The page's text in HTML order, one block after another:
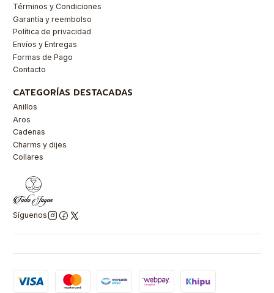
Términos y Condiciones
Garantía y reembolso
Política de privacidad
Envíos y Entregas
Formas de Pago
Contacto
CATEGORÍAS DESTACADAS
Anillos
Aros
Cadenas
Charms y dijes
Collares
Síguenos